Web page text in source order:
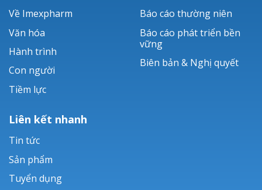
Về Imexpharm
Văn hóa
Hành trình
Con người
Tiềm lực
Báo cáo thường niên
Báo cáo phát triển bền
vững
Biên bản & Nghị quyết
Liên kết nhanh
Tin tức
Sản phẩm
Tuyển dụng